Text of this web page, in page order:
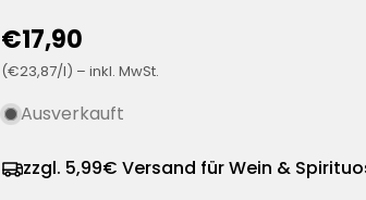
€17,90
(€23,87/l) – inkl. MwSt.
Ausverkauft
zzgl. 5,99€ Versand für Wein &